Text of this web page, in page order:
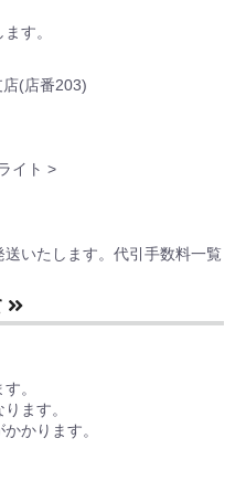
す。
(店番203)
イト >
いたします。代引手数料一覧
。
ます。
かります。